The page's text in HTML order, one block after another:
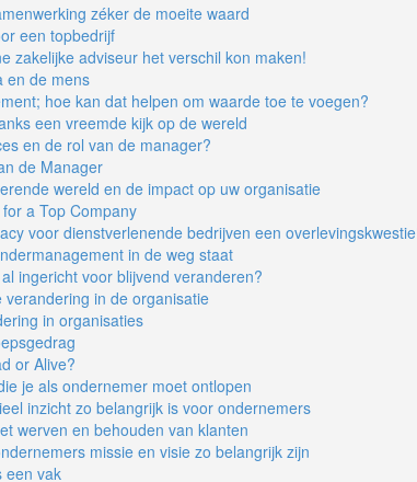
zéker de moeite waard
een topbedrijf
zakelijke adviseur het verschil kon maken!
en de mens
hoe kan dat helpen om waarde toe te voegen?
een vreemde kijk op de wereld
en de rol van de manager?
de Manager
wereld en de impact op uw organisatie
a Top Company
voor dienstverlenende bedrijven een
in de weg staat
ingericht voor blijvend veranderen?
verandering in de organisatie
in organisaties
or Alive?
je als ondernemer moet ontlopen
inzicht zo belangrijk is voor ondernemers
werven en behouden van klanten
missie en visie zo belangrijk zijn
een vak